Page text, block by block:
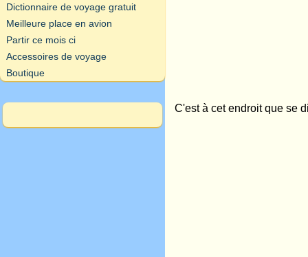
C'est à cet endroit que se
Dictionnaire de voyage gratuit
Meilleure place en avion
Partir ce mois ci
Accessoires de voyage
Boutique